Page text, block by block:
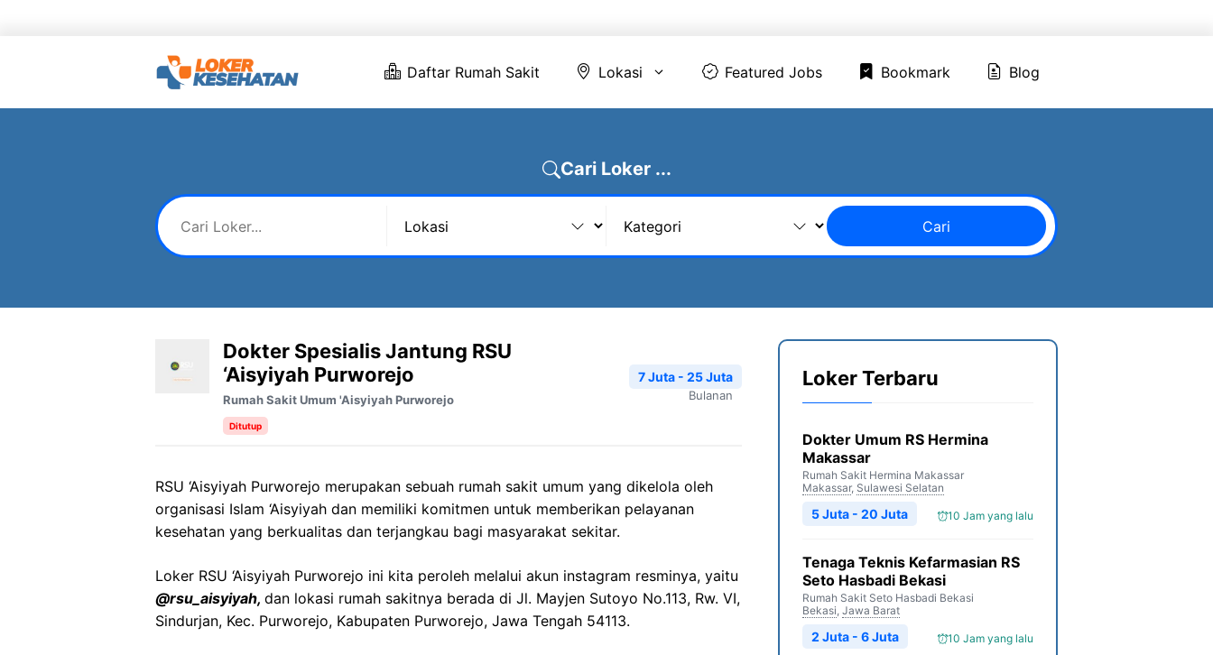
Daftar Rumah Sakit Lokasi Featured Jobs Bookmark Blog
Cari Loker ...
Cari
Dokter Spesialis Jantung RSU
‘Aisyiyah Purworejo
Rumah Sakit Umum 'Aisyiyah Purworejo
Ditutup
7 Juta - 25 Juta
Bulanan
RSU ‘Aisyiyah Purworejo merupakan sebuah rumah sakit umum yang dikelola oleh
organisasi Islam ‘Aisyiyah dan memiliki komitmen untuk memberikan pelayanan
kesehatan yang berkualitas dan terjangkau bagi masyarakat sekitar.
Loker RSU ‘Aisyiyah Purworejo ini kita peroleh melalui akun instagram resminya, yaitu
@rsu_aisyiyah, dan lokasi rumah sakitnya berada di Jl. Mayjen Sutoyo No.113, Rw. VI,
Sindurjan, Kec. Purworejo, Kabupaten Purworejo, Jawa Tengah 54113.
Loker Terbaru
Dokter Umum RS Hermina
Makassar
Rumah Sakit Hermina Makassar
Makassar, Sulawesi Selatan
10 Jam yang lalu
5 Juta - 20 Juta
Tenaga Teknis Kefarmasian RS
Seto Hasbadi Bekasi
Rumah Sakit Seto Hasbadi Bekasi
Bekasi, Jawa Barat
10 Jam yang lalu
2 Juta - 6 Juta